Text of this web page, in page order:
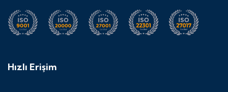
Hızlı Erişim